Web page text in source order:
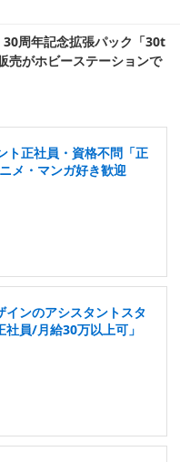
周年記念拡張パック「30t
売がホビーステーションで
ト正社員・資格不問「正
メ・マンガ好き歓迎
ンのアシスタントスタ
員/月給30万以上可」